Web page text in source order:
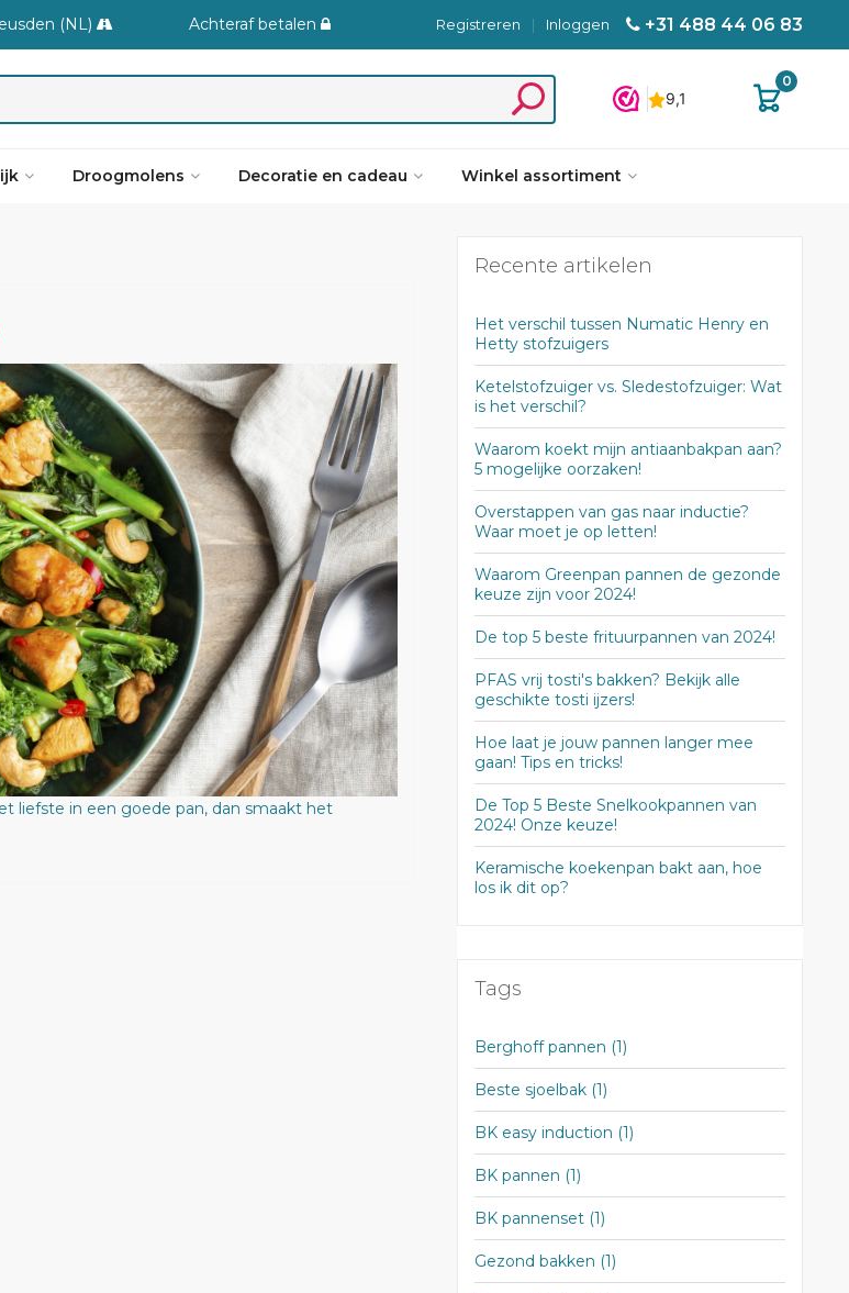
(NL) Achteraf betalen +31 488 44 06 83
Inloggen
|
Registreren
0
Droogmolens Decoratie en cadeau Winkel assortiment
liefste in een goede pan, dan smaakt het
Recente artikelen
Het verschil tussen Numatic Henry en
Hetty stofzuigers
Ketelstofzuiger vs. Sledestofzuiger: Wat
is het verschil?
Waarom koekt mijn antiaanbakpan aan?
5 mogelijke oorzaken!
Overstappen van gas naar inductie?
Waar moet je op letten!
Waarom Greenpan pannen de gezonde
keuze zijn voor 2024!
De top 5 beste frituurpannen van 2024!
PFAS vrij tosti's bakken? Bekijk alle
geschikte tosti ijzers!
Hoe laat je jouw pannen langer mee
gaan! Tips en tricks!
De Top 5 Beste Snelkookpannen van
2024! Onze keuze!
Keramische koekenpan bakt aan, hoe
los ik dit op?
Tags
Berghoff pannen (1)
Beste sjoelbak (1)
BK easy induction (1)
BK pannen (1)
BK pannenset (1)
Gezond bakken (1)